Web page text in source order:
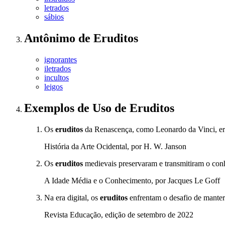
letrados
sábios
Antônimo de Eruditos
ignorantes
iletrados
incultos
leigos
Exemplos de Uso de Eruditos
Os eruditos da Renascença, como Leonardo da Vinci,
História da Arte Ocidental, por H. W. Janson
Os eruditos medievais preservaram e transmitiram o
A Idade Média e o Conhecimento, por Jacques Le Goff
Na era digital, os eruditos enfrentam o desafio de
Revista Educação, edição de setembro de 2022